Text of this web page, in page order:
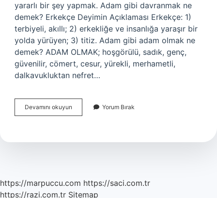
yararlı bir şey yapmak. Adam gibi davranmak ne
demek? Erkekçe Deyimin Açıklaması Erkekçe: 1)
terbiyeli, akıllı; 2) erkekliğe ve insanlığa yaraşır bir
yolda yürüyen; 3) titiz. Adam gibi adam olmak ne
demek? ADAM OLMAK; hoşgörülü, sadık, genç,
güvenilir, cömert, cesur, yürekli, merhametli,
dalkavukluktan nefret…
Devamını okuyun
Olmak
Gelir
Yorum Bırak
https://marpuccu.com https://saci.com.tr
https://razi.com.tr Sitemap